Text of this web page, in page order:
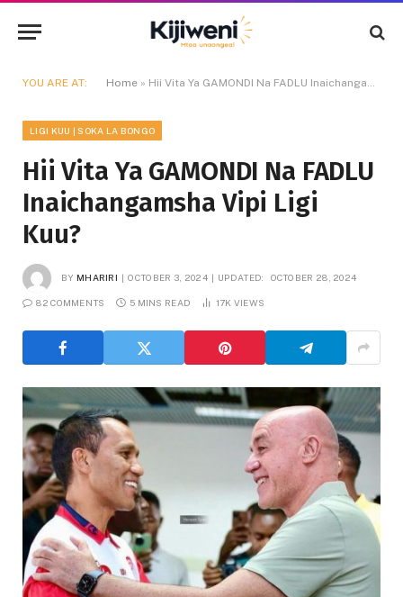
YOU ARE AT: Home » Hii Vita Ya GAMONDI Na FADLU Inaichangamsha Vipi Ligi Kuu?
LIGI KUU | SOKA LA BONGO
Hii Vita Ya GAMONDI Na FADLU
Inaichangamsha Vipi Ligi
Kuu?
BY MHARIRI OCTOBER 3, 2024 UPDATED: OCTOBER 28, 2024
82 COMMENTS 5 MINS READ 17K VIEWS